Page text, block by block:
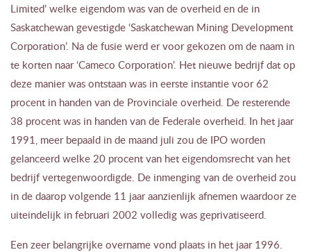
Limited’ welke eigendom was van de overheid en de in
Saskatchewan gevestigde ‘Saskatchewan Mining Development
Corporation’. Na de fusie werd er voor gekozen om de naam in
te korten naar ‘Cameco Corporation’. Het nieuwe bedrijf dat op
deze manier was ontstaan was in eerste instantie voor 62
procent in handen van de Provinciale overheid. De resterende
38 procent was in handen van de Federale overheid. In het jaar
1991, meer bepaald in de maand juli zou de IPO worden
gelanceerd welke 20 procent van het eigendomsrecht van het
bedrijf vertegenwoordigde. De inmenging van de overheid zou
in de daarop volgende 11 jaar aanzienlijk afnemen waardoor ze
uiteindelijk in februari 2002 volledig was geprivatiseerd.
Een zeer belangrijke overname vond plaats in het jaar 1996.